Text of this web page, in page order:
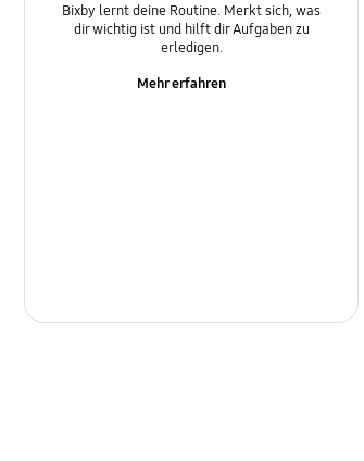
Software-Upgrade
Bixby lernt deine Routine. Merkt sich, was
dir wichtig ist und hilft dir Aufgaben zu
erledigen.
Mehr erfahren